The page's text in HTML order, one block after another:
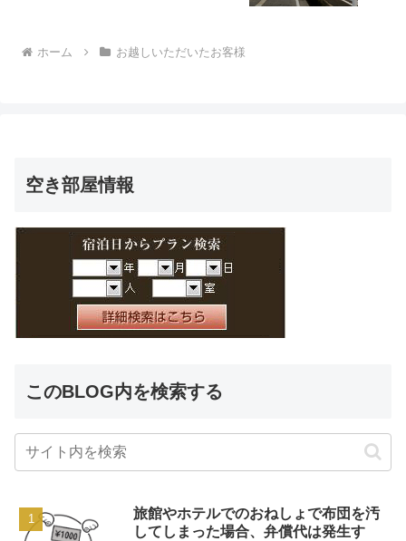
ホーム お越しいただいたお客様
空き部屋情報
このBLOG内を検索する
旅館やホテルでのおねしょで布団を汚
してしまった場合、弁償代は発生す